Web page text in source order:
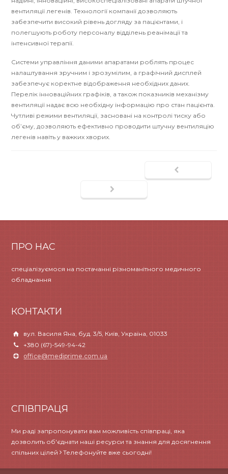
вентиляції легенів. Технології компанії дозволяють
забезпечити високий рівень догляду за пацієнтами, і
полегшують роботу персоналу відділень реанімації та
інтенсивної терапії.
Системи управління даними апаратами роблять процес
налаштування зручним і зрозумілим, а графічний дисплей
забезпечує коректне відображення необхідних даних.
Перелік інноваційних графіків, а також показників механізму
вентиляції надає всю необхідну інформацію про стан пацієнта.
Чутливі режими вентиляції, засновані на контролі тиску або
об’єму, дозволяють ефективно проводити штучну вентиляцію
легенів навіть у важких хворих.
ПРО НАС
спеціалізуємося на постачанні різноманітного медичного
обладнання
КОНТАКТИ
вул. Василя Яна, буд. 3/5, Київ, Україна, 01033
+380 (67)-549-94-42
office@mediprime.com.ua
СПІВПРАЦЯ
Ми раді запропонувати вам можливість співпраці, яка
дозволить об'єднати наші ресурси та знання для досягнення
спільних цілей Телефонуйте вже сьогодні!